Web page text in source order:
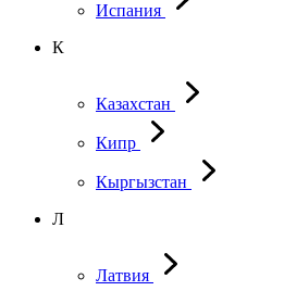
Испания
К
Казахстан
Кипр
Кыргызстан
Л
Латвия